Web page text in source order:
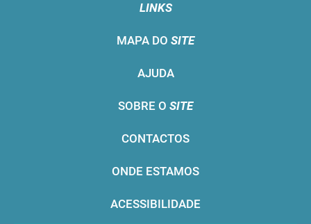
LINKS
MAPA DO SITE
AJUDA
SOBRE O SITE
CONTACTOS
ONDE ESTAMOS
ACESSIBILIDADE